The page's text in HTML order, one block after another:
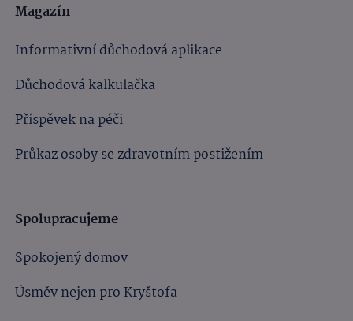
Magazín
Informativní důchodová aplikace
Důchodová kalkulačka
Příspěvek na péči
Průkaz osoby se zdravotním postižením
Spolupracujeme
Spokojený domov
Úsměv nejen pro Kryštofa